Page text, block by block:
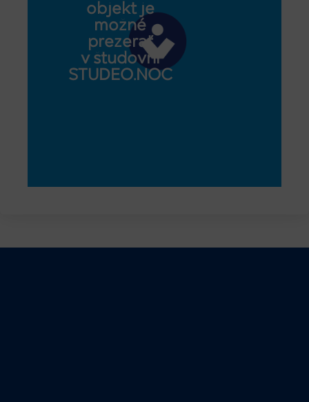
objekt je
možné
prezerať
v študovni
STUDEO.NOC